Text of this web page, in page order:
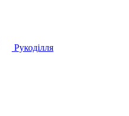
Рукоділля